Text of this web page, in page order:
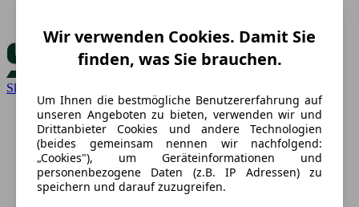
Skoda
Wir verwenden Cookies. Damit Sie
finden, was Sie brauchen.
Um Ihnen die bestmögliche Benutzererfahrung auf
unseren Angeboten zu bieten, verwenden wir und
Drittanbieter Cookies und andere Technologien
(beides gemeinsam nennen wir nachfolgend:
„Cookies"), um Geräteinformationen und
personenbezogene Daten (z.B. IP Adressen) zu
speichern und darauf zuzugreifen.